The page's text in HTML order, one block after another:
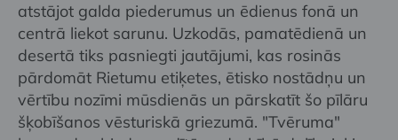
atstājot galda piederumus un ēdienus fonā un
centrā liekot sarunu. Uzkodās, pamatēdienā un
desertā tiks pasniegti jautājumi, kas rosinās
pārdomāt Rietumu etiķetes, ētisko nostādņu un
vērtību nozīmi mūsdienās un pārskatīt šo pīlāru
šķobīšanos vēsturiskā griezumā. "Tvēruma"